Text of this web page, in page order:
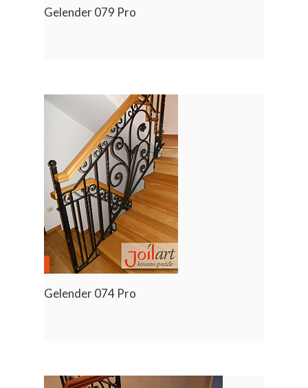
Gelender 079 Pro
Gelender 074 Pro